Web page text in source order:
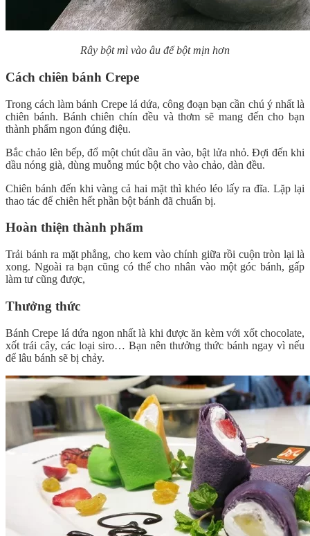
Rây bột mì vào âu để bột mịn hơn
Cách chiên bánh Crepe
Trong cách làm bánh Crepe lá dứa, công đoạn bạn cần chú ý nhất là
chiên bánh. Bánh chiên chín đều và thơm sẽ mang đến cho bạn
thành phẩm ngon đúng điệu.
Bắc chảo lên bếp, đổ một chút dầu ăn vào, bật lửa nhỏ. Đợi đến khi
dầu nóng già, dùng muỗng múc bột cho vào chảo, dàn đều.
Chiên bánh đến khi vàng cả hai mặt thì khéo léo lấy ra đĩa. Lặp lại
thao tác để chiên hết phần bột bánh đã chuẩn bị.
Hoàn thiện thành phẩm
Trải bánh ra mặt phẳng, cho kem vào chính giữa rồi cuộn tròn lại là
xong. Ngoài ra bạn cũng có thể cho nhân vào một góc bánh, gấp
làm tư cũng được,
Thưởng thức
Bánh Crepe lá dứa ngon nhất là khi được ăn kèm với xốt chocolate,
xốt trái cây, các loại siro… Bạn nên thưởng thức bánh ngay vì nếu
để lâu bánh sẽ bị chảy.